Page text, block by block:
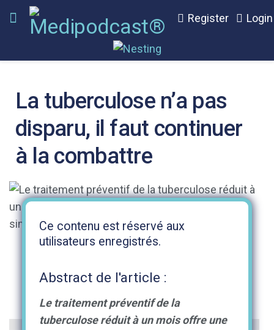
Register Login
La tuberculose n’a pas
disparu, il faut continuer
à la combattre
Ce contenu est réservé aux
utilisateurs enregistrés.
Abstract de l'article :
Le traitement préventif de la
tuberculose réduit à un mois offre une